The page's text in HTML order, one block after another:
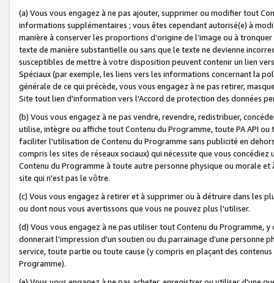
(a) Vous vous engagez à ne pas ajouter, supprimer ou modifier tout
informations supplémentaires ; vous êtes cependant autorisé(e) à
manière à conserver les proportions d’origine de l’image ou à
texte de manière substantielle ou sans que le texte ne devienne
susceptibles de mettre à votre disposition peuvent contenir un lien
Spéciaux (par exemple, les liens vers les informations concernant la
générale de ce qui précède, vous vous engagez à ne pas retirer,
Site tout lien d'information vers l'Accord de protection des données
(b) Vous vous engagez à ne pas vendre, revendre, redistribuer,
utilise, intègre ou affiche tout Contenu du Programme, toute PA API
faciliter l'utilisation de Contenu du Programme sans publicité en
compris les sites de réseaux sociaux) qui nécessite que vous
Contenu du Programme à toute autre personne physique ou morale
site qui n'est pas le vôtre.
(c) Vous vous engagez à retirer et à supprimer ou à détruire dans les
ou dont nous vous avertissons que vous ne pouvez plus l'utiliser.
(d) Vous vous engagez à ne pas utiliser tout Contenu du Programme,
donnerait l'impression d'un soutien ou du parrainage d'une personne
service, toute partie ou toute cause (y compris en plaçant des
Programme).